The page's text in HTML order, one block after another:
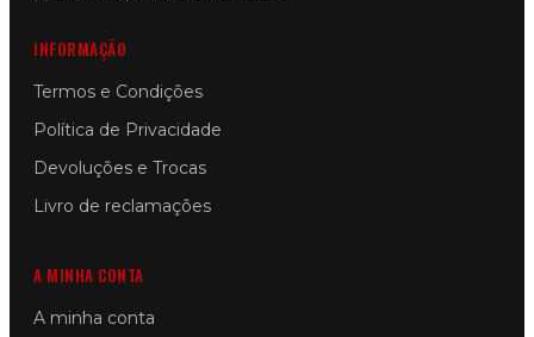
INFORMAÇÃO
Termos e Condições
Política de Privacidade
Devoluções e Trocas
Livro de reclamações
A MINHA CONTA
A minha conta